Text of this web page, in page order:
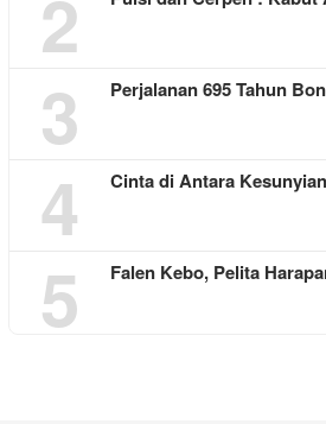
2
3 Perjalanan 695 Tahun
4 Cinta di Antara Kesunyian
5 Falen Kebo, Pelita